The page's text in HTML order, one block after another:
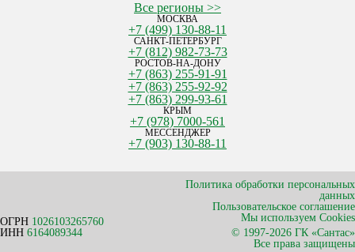
Все регионы >>
МОСКВА
+7 (499) 130-88-11
САНКТ-ПЕТЕРБУРГ
+7 (812) 982-73-73
РОСТОВ-НА-ДОНУ
+7 (863) 255-91-91
+7 (863) 255-92-92
+7 (863) 299-93-61
КРЫМ
+7 (978) 7000-561
МЕССЕНДЖЕР
+7 (903) 130-88-11
ОГРН 1026103265760
ИНН 6164089344
© 1997-2026 ГК «Сантас»
Все права защищены
Политика обработки персональных
данных
Пользовательское соглашение
Мы используем Cookies